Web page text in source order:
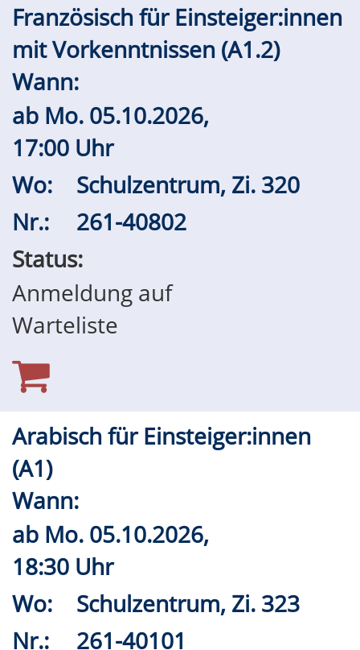
Französisch für Einsteiger:innen
mit Vorkenntnissen (A1.2)
Wann:
ab Mo. 05.10.2026,
17:00 Uhr
Wo:
Schulzentrum, Zi. 320
Nr.:
261-40802
Status:
Anmeldung auf
Warteliste
Arabisch für Einsteiger:innen
(A1)
Wann:
ab Mo. 05.10.2026,
18:30 Uhr
Wo:
Schulzentrum, Zi. 323
Nr.:
261-40101